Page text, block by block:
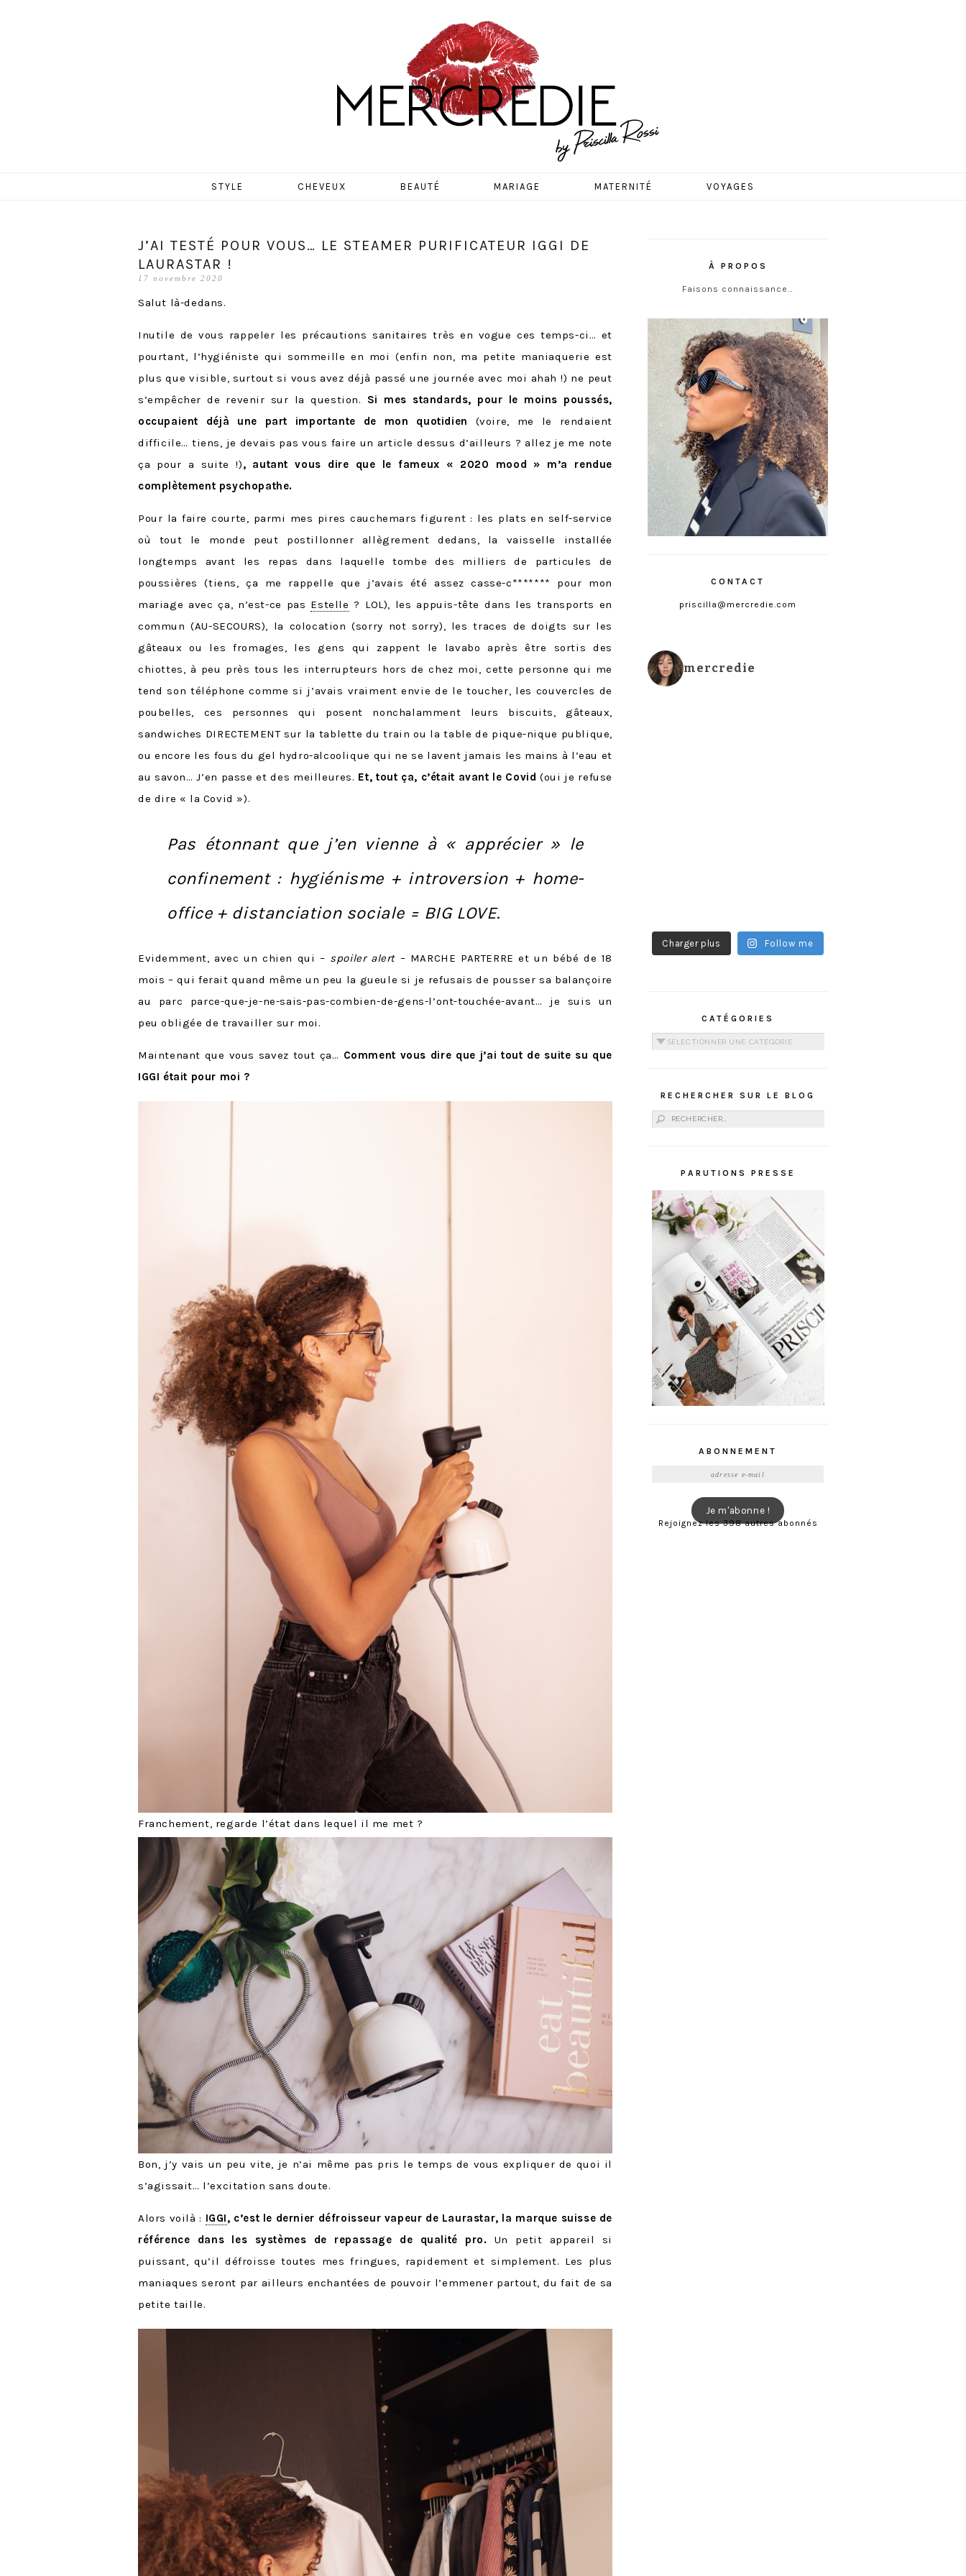
MERCREDIE
STYLE CHEVEUX BEAUTÉ MARIAGE MATERNITÉ VOYAGES
J’AI TESTÉ POUR VOUS… LE STEAMER PURIFICATEUR IGGI DE
LAURASTAR !
17 novembre 2020
Salut là-dedans.
Inutile de vous rappeler les précautions sanitaires très en vogue ces temps-ci… et
pourtant, l’hygiéniste qui sommeille en moi (enfin non, ma petite maniaquerie est
plus que visible, surtout si vous avez déjà passé une journée avec moi ahah !) ne peut
s’empêcher de revenir sur la question. Si mes standards, pour le moins poussés,
occupaient déjà une part importante de mon quotidien (voire, me le rendaient
difficile… tiens, je devais pas vous faire un article dessus d’ailleurs ? allez je me note
ça pour a suite !), autant vous dire que le fameux « 2020 mood » m’a rendue
complètement psychopathe.
Pour la faire courte, parmi mes pires cauchemars figurent : les plats en self-service
où tout le monde peut postillonner allègrement dedans, la vaisselle installée
longtemps avant les repas dans laquelle tombe des milliers de particules de
poussières (tiens, ça me rappelle que j’avais été assez casse-c******* pour mon
mariage avec ça, n’est-ce pas Estelle ? LOL), les appuis-tête dans les transports en
commun (AU-SECOURS), la colocation (sorry not sorry), les traces de doigts sur les
gâteaux ou les fromages, les gens qui zappent le lavabo après être sortis des
chiottes, à peu près tous les interrupteurs hors de chez moi, cette personne qui me
tend son téléphone comme si j’avais vraiment envie de le toucher, les couvercles de
poubelles, ces personnes qui posent nonchalamment leurs biscuits, gâteaux,
sandwiches DIRECTEMENT sur la tablette du train ou la table de pique-nique publique,
ou encore les fous du gel hydro-alcoolique qui ne se lavent jamais les mains à l’eau et
au savon… J’en passe et des meilleures. Et, tout ça, c’était avant le Covid (oui je refuse
de dire « la Covid »).
Pas étonnant que j’en vienne à « apprécier » le
confinement : hygiénisme + introversion + home-
office + distanciation sociale = BIG LOVE.
Evidemment, avec un chien qui – spoiler alert – MARCHE PARTERRE et un bébé de 18
mois – qui ferait quand même un peu la gueule si je refusais de pousser sa balançoire
au parc parce-que-je-ne-sais-pas-combien-de-gens-l’ont-touchée-avant… je suis un
peu obligée de travailler sur moi.
Maintenant que vous savez tout ça… Comment vous dire que j’ai tout de suite su que
IGGI était pour moi ?
Franchement, regarde l’état dans lequel il me met ?
Bon, j’y vais un peu vite, je n’ai même pas pris le temps de vous expliquer de quoi il
s’agissait… l’excitation sans doute.
Alors voilà : IGGI, c’est le dernier défroisseur vapeur de Laurastar, la marque suisse de
référence dans les systèmes de repassage de qualité pro. Un petit appareil si
puissant, qu’il défroisse toutes mes fringues, rapidement et simplement. Les plus
maniaques seront par ailleurs enchantées de pouvoir l’emmener partout, du fait de sa
petite taille.
À PROPOS
Faisons connaissance…
CONTACT
priscilla@mercredie.com
mercredie
Charger plus Follow me
CATÉGORIES
Catégories
RECHERCHER SUR LE BLOG
Rechercher :
PARUTIONS PRESSE
ABONNEMENT
Je m'abonne !
Rejoignez les 398 autres abonnés